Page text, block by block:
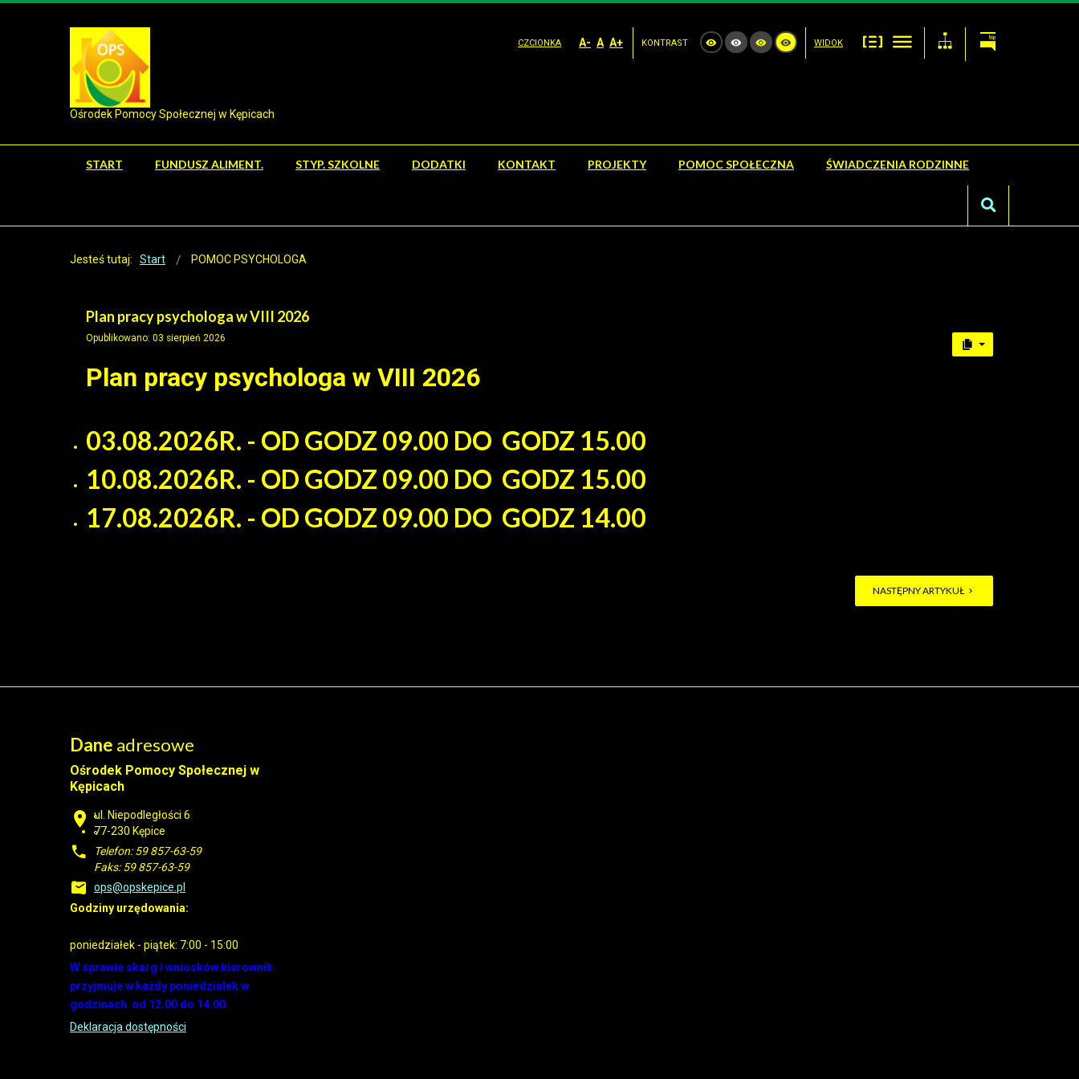
Ośrodek Pomocy Społecznej w Kępicach
CZCIONKA A- A A+ KONTRAST WIDOK
START FUNDUSZ ALIMENT. STYP. SZKOLNE DODATKI KONTAKT PROJEKTY POMOC SPOŁECZNA ŚWIADCZENIA RODZINNE
Jesteś tutaj: Start POMOC PSYCHOLOGA
Plan pracy psychologa w VIII 2026
Opublikowano: 03 sierpień 2026
Plan pracy psychologa w VIII 2026
03.08.2026R. - OD GODZ 09.00 DO GODZ 15.00
10.08.2026R. - OD GODZ 09.00 DO GODZ 15.00
17.08.2026R. - OD GODZ 09.00 DO GODZ 14.00
NASTĘPNY ARTYKUŁ
Dane adresowe
Ośrodek Pomocy Społecznej w
Kępicach
ul. Niepodległości 6
77-230 Kępice
Telefon: 59 857-63-59
Faks: 59 857-63-59
ops@opskepice.pl
Godziny urzędowania:
poniedziałek - piątek: 7:00 - 15:00
W sprawie skarg i wniosków kierownik
przyjmuje w każdy poniedziałek w
godzinach od 12.00 do 14.00.
Deklaracja dostępności